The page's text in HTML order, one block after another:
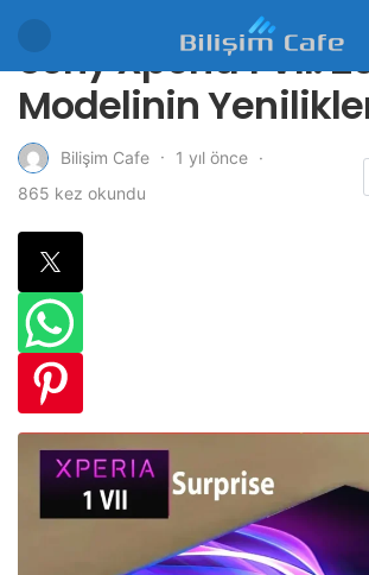
Sony Xperia 1 VII:
Modelinin
Bilişim Cafe
1 yıl önce
865 kez okundu